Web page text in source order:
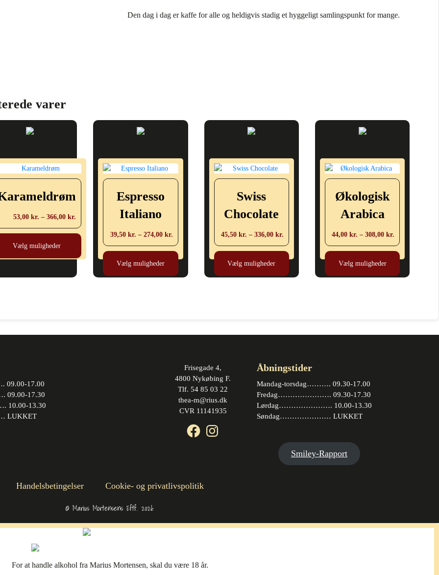
Den dag i dag er kaffe for alle og heldigvis stadig et hyggeligt samlingspunkt for mange.
varer
53,00 kr. – 366,00 kr.
53,00 kr.
til
366,00 kr.
Vælg muligheder
har
varianter.
Espresso
Italiano
39,50 kr. – 274,00 kr.
39,50 kr.
til
Vælg muligheder
vare
har
Swiss
Chocolate
45,50kr. – 336,00kr.
45,50 kr.
til
Vælg muligheder
vare
har
Økologisk
Arabica
44,00kr. – 308,00kr.
44,00 kr.
til
Vælg muligheder
vare
har
09.00-17.00
17.30
13.30
Frisegade 4,
4800 Nykøbing F.
Tlf. 54 85 03 22
thea-m@rius.dk
CVR 11141935
Facebook
Instagram
Åbningstider
Mandag-torsdag………. 09.30-17.00
Fredag…………………. 09.30-17.30
Lørdag…………………. 10.00-13.30
Søndag………………… LUKKET
Smiley-Rapport
Handelsbetingelser Cookie- og privatlivspolitik
© Marius Mortensens Eftf. 2026
For at handle alkohol fra Marius Mortensen, skal du være 18 år.